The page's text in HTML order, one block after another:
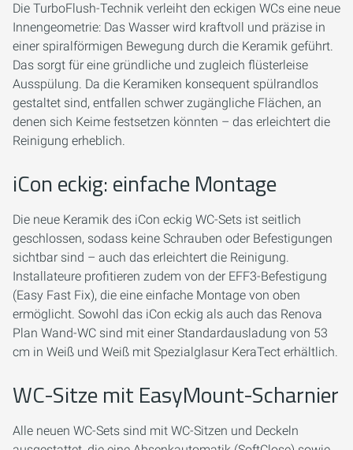
Die TurboFlush-Technik verleiht den eckigen WCs eine neue
Innengeometrie: Das Wasser wird kraftvoll und präzise in
einer spiralförmigen Bewegung durch die Keramik geführt.
Das sorgt für eine gründliche und zugleich flüsterleise
Ausspülung. Da die Keramiken konsequent spülrandlos
gestaltet sind, entfallen schwer zugängliche Flächen, an
denen sich Keime festsetzen könnten – das erleichtert die
Reinigung erheblich.
iCon eckig: einfache Montage
Die neue Keramik des iCon eckig WC-Sets ist seitlich
geschlossen, sodass keine Schrauben oder Befestigungen
sichtbar sind – auch das erleichtert die Reinigung.
Installateure profitieren zudem von der EFF3-Befestigung
(Easy Fast Fix), die eine einfache Montage von oben
ermöglicht. Sowohl das iCon eckig als auch das Renova
Plan Wand-WC sind mit einer Standardausladung von 53
cm in Weiß und Weiß mit Spezialglasur KeraTect erhältlich.
WC-Sitze mit EasyMount-Scharnier
Alle neuen WC-Sets sind mit WC-Sitzen und Deckeln